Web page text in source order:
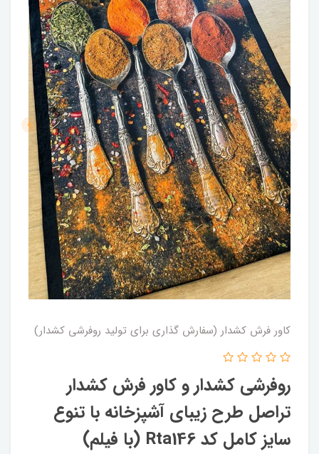
کاور فرش کشدار (سفارش گذاری برای تولید روفرشی کشدار)
روفرشی کشدار و کاور فرش کشدار
تراصل طرح زیبای آشپزخانه با تنوع
سایز کامل کد Rta146 (با فیلم)